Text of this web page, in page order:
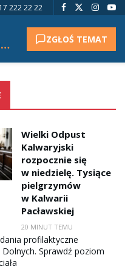
222 22 22
Nie udało się pobrać tytułu. ZGŁOŚ TEMAT
Wielki Odpust
Kalwaryjski
rozpocznie się
w niedzielę. Tysiące
pielgrzymów
w Kalwarii
Pacławskiej
20 MINUT TEMU
profilaktyczne
Sprawdź poziom